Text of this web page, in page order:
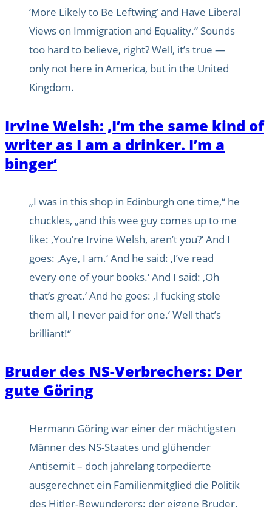
‘More Likely to Be Leftwing’ and Have Liberal
Views on Immigration and Equality.” Sounds
too hard to believe, right? Well, it’s true —
only not here in America, but in the United
Kingdom.
Irvine Welsh: ‚I’m the same kind of
writer as I am a drinker. I’m a
binger‘
„I was in this shop in Edinburgh one time,“ he
chuckles, „and this wee guy comes up to me
like: ‚You’re Irvine Welsh, aren’t you?‘ And I
goes: ‚Aye, I am.‘ And he said: ‚I’ve read
every one of your books.‘ And I said: ‚Oh
that’s great.‘ And he goes: ‚I fucking stole
them all, I never paid for one.‘ Well that’s
brilliant!“
Bruder des NS-Verbrechers: Der
gute Göring
Hermann Göring war einer der mächtigsten
Männer des NS-Staates und glühender
Antisemit – doch jahrelang torpedierte
ausgerechnet ein Familienmitglied die Politik
des Hitler-Bewunderers: der eigene Bruder.